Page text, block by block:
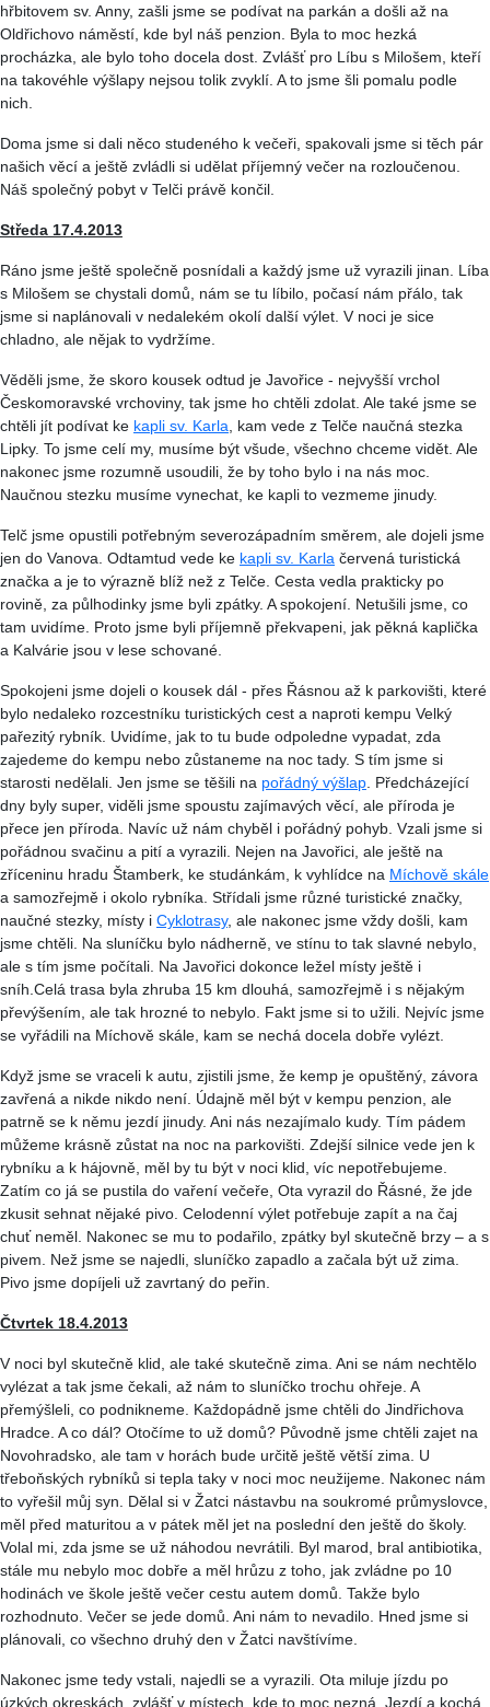
hřbitovem sv. Anny, zašli jsme se podívat na parkán a došli až na
Oldřichovo náměstí, kde byl náš penzion. Byla to moc hezká
procházka, ale bylo toho docela dost. Zvlášť pro Líbu s Milošem, kteří
na takovéhle výšlapy nejsou tolik zvyklí. A to jsme šli pomalu podle
nich.
Doma jsme si dali něco studeného k večeři, spakovali jsme si těch pár
našich věcí a ještě zvládli si udělat příjemný večer na rozloučenou.
Náš společný pobyt v Telči právě končil.
Středa 17.4.2013
Ráno jsme ještě společně posnídali a každý jsme už vyrazili jinan. Líba
s Milošem se chystali domů, nám se tu líbilo, počasí nám přálo, tak
jsme si naplánovali v nedalekém okolí další výlet. V noci je sice
chladno, ale nějak to vydržíme.
Věděli jsme, že skoro kousek odtud je Javořice - nejvyšší vrchol
Českomoravské vrchoviny, tak jsme ho chtěli zdolat. Ale také jsme se
chtěli jít podívat ke kapli sv. Karla , kam vede z Telče naučná stezka
Lipky. To jsme celí my, musíme být všude, všechno chceme vidět. Ale
nakonec jsme rozumně usoudili, že by toho bylo i na nás moc.
Naučnou stezku musíme vynechat, ke kapli to vezmeme jinudy.
Telč jsme opustili potřebným severozápadním směrem, ale dojeli jsme
jen do Vanova. Odtamtud vede ke kapli sv. Karla červená turistická
značka a je to výrazně blíž než z Telče. Cesta vedla prakticky po
rovině, za půlhodinky jsme byli zpátky. A spokojení. Netušili jsme, co
tam uvidíme. Proto jsme byli příjemně překvapeni, jak pěkná kaplička
a Kalvárie jsou v lese schované.
Spokojeni jsme dojeli o kousek dál - přes Řásnou až k parkovišti, které
bylo nedaleko rozcestníku turistických cest a naproti kempu Velký
pařezitý rybník. Uvidíme, jak to tu bude odpoledne vypadat, zda
zajedeme do kempu nebo zůstaneme na noc tady. S tím jsme si
starosti nedělali. Jen jsme se těšili na pořádný výšlap . Předcházející
dny byly super, viděli jsme spoustu zajímavých věcí, ale příroda je
přece jen příroda. Navíc už nám chyběl i pořádný pohyb. Vzali jsme si
pořádnou svačinu a pití a vyrazili. Nejen na Javořici , ale ještě na
zříceninu hradu Štamberk , ke studánkám, k vyhlídce na Míchově skále
a samozřejmě i okolo rybníka. Střídali jsme různé turistické značky,
naučné stezky, místy i Cyklotrasy, ale nakonec jsme vždy došli, kam
jsme chtěli. Na sluníčku bylo nádherně, ve stínu to tak slavné nebylo,
ale s tím jsme počítali. Na Javořici dokonce ležel místy ještě i
sníh.Celá trasa byla zhruba 15 km dlouhá, samozřejmě i s nějakým
převýšením, ale tak hrozné to nebylo. Fakt jsme si to užili. Nejvíc jsme
se vyřádili na Míchově skále, kam se nechá docela dobře vylézt.
Když jsme se vraceli k autu, zjistili jsme, že kemp je opuštěný, závora
zavřená a nikde nikdo není. Údajně měl být v kempu penzion, ale
patrně se k němu jezdí jinudy. Ani nás nezajímalo kudy. Tím pádem
můžeme krásně zůstat na noc na parkovišti. Zdejší silnice vede jen k
rybníku a k hájovně, měl by tu být v noci klid, víc nepotřebujeme.
Zatím co já se pustila do vaření večeře, Ota vyrazil do Řásné, že jde
zkusit sehnat nějaké pivo. Celodenní výlet potřebuje zapít a na čaj
chuť neměl. Nakonec se mu to podařilo, zpátky byl skutečně brzy – a s
pivem. Než jsme se najedli, sluníčko zapadlo a začala být už zima.
Pivo jsme dopíjeli už zavrtaný do peřin.
Čtvrtek 18.4.2013
V noci byl skutečně klid, ale také skutečně zima. Ani se nám nechtělo
vylézat a tak jsme čekali, až nám to sluníčko trochu ohřeje. A
přemýšleli, co podnikneme. Každopádně jsme chtěli do Jindřichova
Hradce. A co dál? Otočíme to už domů? Původně jsme chtěli zajet na
Novohradsko , ale tam v horách bude určitě ještě větší zima. U
třeboňských rybníků si tepla taky v noci moc neužijeme. Nakonec nám
to vyřešil můj syn. Dělal si v Žatci nástavbu na soukromé průmyslovce,
měl před maturitou a v pátek měl jet na poslední den ještě do školy.
Volal mi, zda jsme se už náhodou nevrátili. Byl marod, bral antibiotika,
stále mu nebylo moc dobře a měl hrůzu z toho, jak zvládne po 10
hodinách ve škole ještě večer cestu autem domů. Takže bylo
rozhodnuto. Večer se jede domů. Ani nám to nevadilo. Hned jsme si
plánovali, co všechno druhý den v Žatci navštívíme.
Nakonec jsme tedy vstali, najedli se a vyrazili. Ota miluje jízdu po
úzkých okreskách, zvlášť v místech, kde to moc nezná. Jezdí a kochá